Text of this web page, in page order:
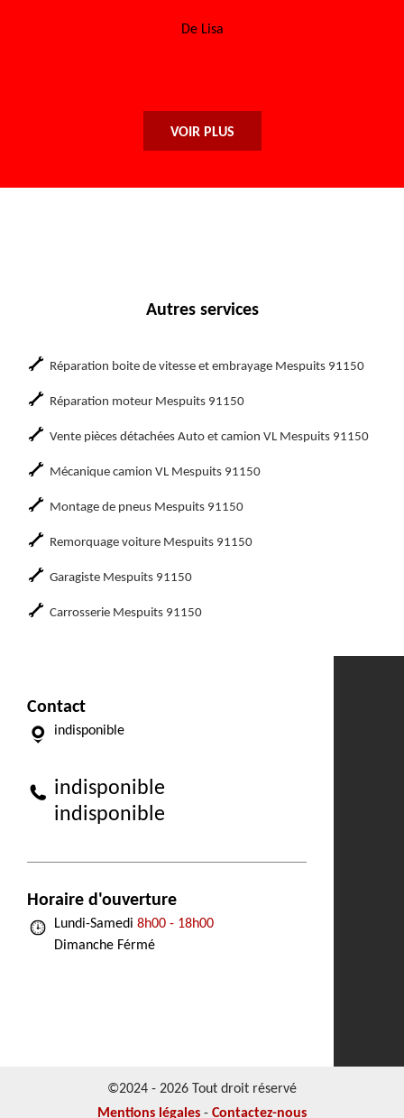
VOIR PLUS
Autres services
Réparation boite de vitesse et embrayage Mespuits 91150
Réparation moteur Mespuits 91150
Vente pièces détachées Auto et camion VL Mespuits 91150
Mécanique camion VL Mespuits 91150
Montage de pneus Mespuits 91150
Remorquage voiture Mespuits 91150
Garagiste Mespuits 91150
Carrosserie Mespuits 91150
Contact
indisponible
indisponible
indisponible
Horaire d'ouverture
Lundi-Samedi 8h00 - 18h00
Dimanche Férmé
©2024 - 2026 Tout droit réservé
Mentions légales - Contactez-nous